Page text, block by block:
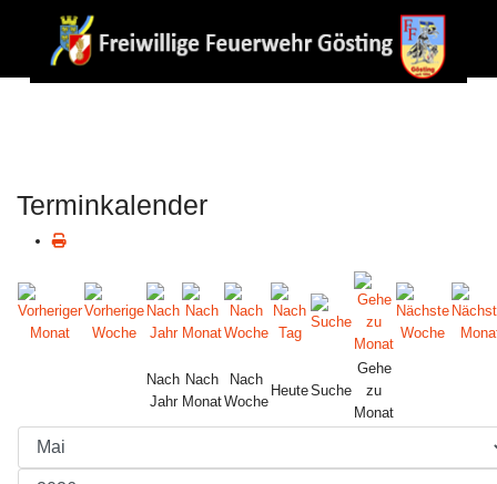
Terminkalender
Nach
Jahr
Nach
Monat
Nach
Woche
HeuteSuche
Gehe
zu
Monat